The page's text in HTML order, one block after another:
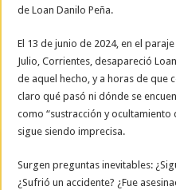
de Loan Danilo Peña.
El 13 de junio de 2024, en el
Julio, Corrientes, desapareció
de aquel hecho, y a horas de que
claro qué pasó ni dónde se
como “sustracción y ocultamiento
sigue siendo imprecisa.
Surgen preguntas inevitables:
¿Sufrió un accidente? ¿Fue